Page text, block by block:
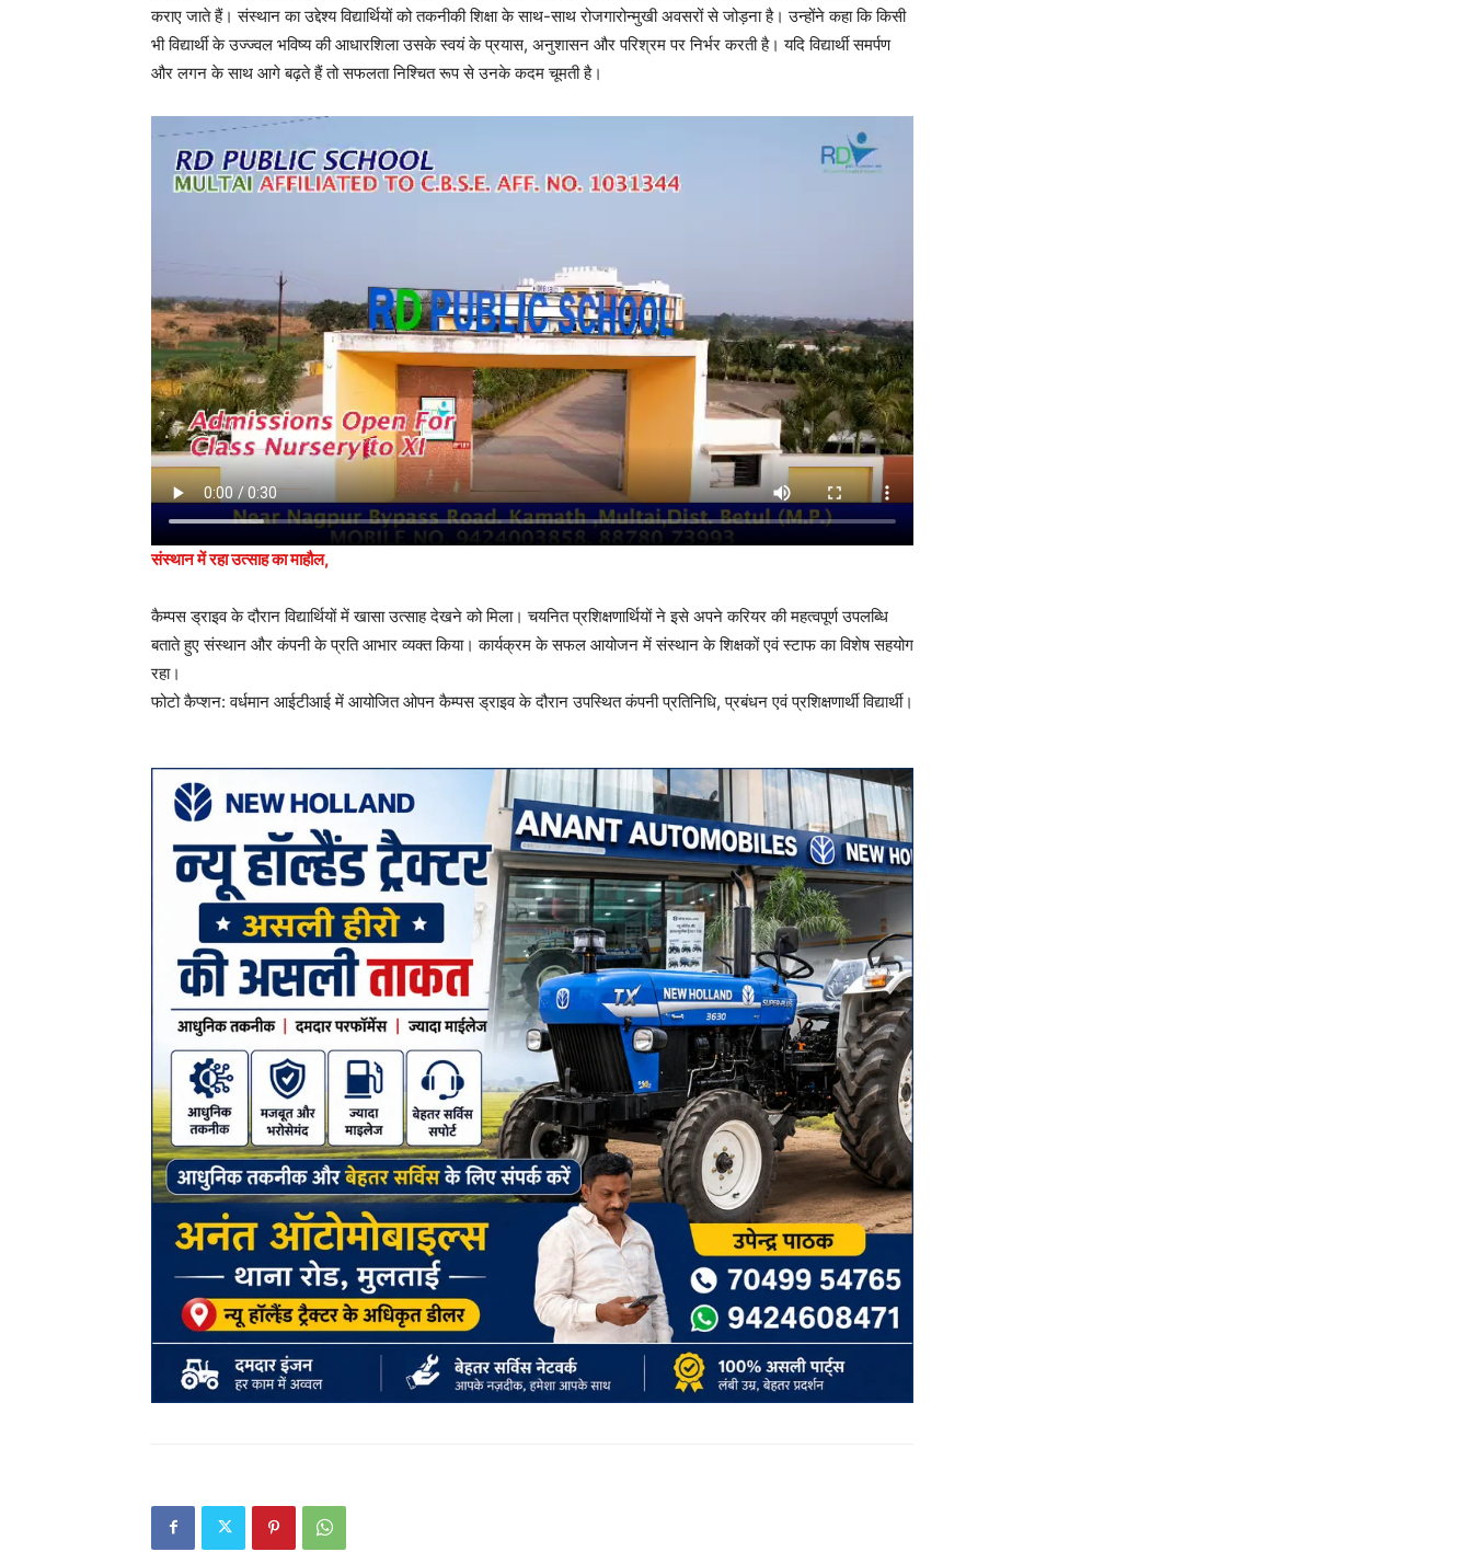
कराए जाते हैं। संस्थान का उद्देश्य विद्यार्थियों को तकनीकी शिक्षा के साथ-साथ रोजगारोन्मुखी अवसरों से जोड़ना है। उन्होंने कहा कि किसी
भी विद्यार्थी के उज्ज्वल भविष्य की आधारशिला उसके स्वयं के प्रयास, अनुशासन और परिश्रम पर निर्भर करती है। यदि विद्यार्थी समर्पण
और लगन के साथ आगे बढ़ते हैं तो सफलता निश्चित रूप से उनके कदम चूमती है।
संस्थान में रहा उत्साह का माहौल,
कैम्पस ड्राइव के दौरान विद्यार्थियों में खासा उत्साह देखने को मिला। चयनित प्रशिक्षणार्थियों ने इसे अपने करियर की महत्वपूर्ण उपलब्धि
बताते हुए संस्थान और कंपनी के प्रति आभार व्यक्त किया। कार्यक्रम के सफल आयोजन में संस्थान के शिक्षकों एवं स्टाफ का विशेष सहयोग
रहा।
फोटो कैप्शन: वर्धमान आईटीआई में आयोजित ओपन कैम्पस ड्राइव के दौरान उपस्थित कंपनी प्रतिनिधि, प्रबंधन एवं प्रशिक्षणार्थी विद्यार्थी।